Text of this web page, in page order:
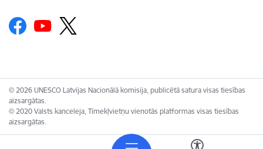
© 2026 UNESCO Latvijas Nacionālā komisija, publicētā satura visas tiesības
aizsargātas.
© 2020 Valsts kanceleja, Tīmekļvietņu vienotās platformas visas tiesības
aizsargātas.